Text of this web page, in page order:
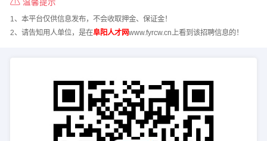
温馨提示
1、本平台仅供信息发布，不会收取押金、保证金！
2、请告知用人单位，是在阜阳人才网www.fyrcw.cn上看到该招聘信息的！